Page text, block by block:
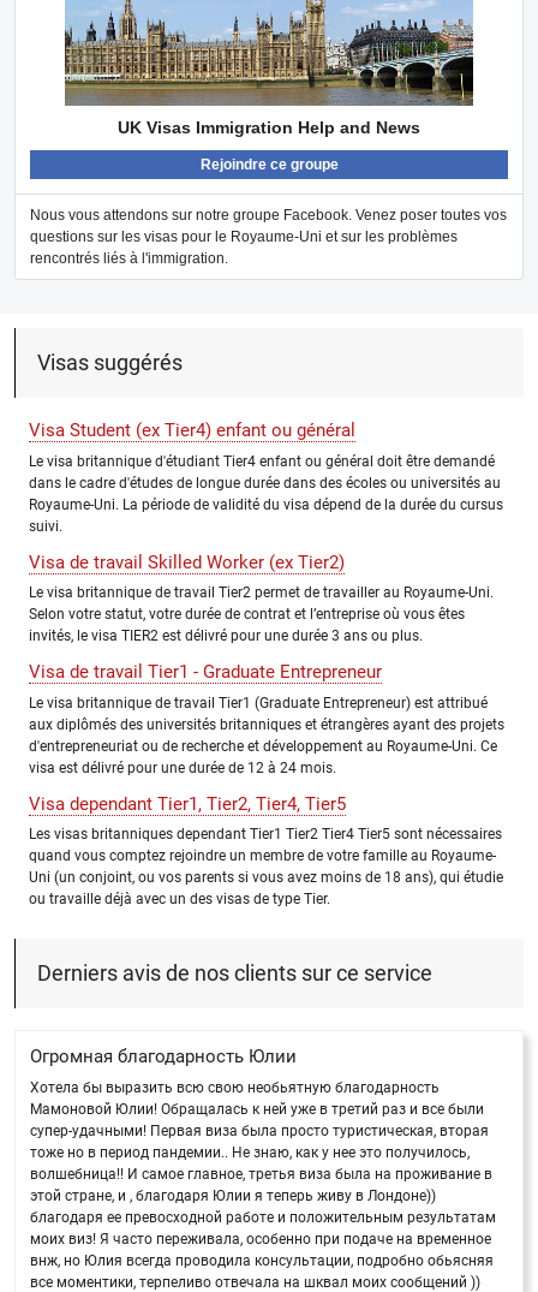
UK Visas Immigration Help and News
Rejoindre ce groupe
Nous vous attendons sur notre groupe Facebook. Venez poser toutes vos
questions sur les visas pour le Royaume-Uni et sur les problèmes
rencontrés liés à l'immigration.
Visas suggérés
Visa Student (ex Tier4) enfant ou général
Le visa britannique d'étudiant Tier4 enfant ou général doit être demandé
dans le cadre d'études de longue durée dans des écoles ou universités au
Royaume-Uni. La période de validité du visa dépend de la durée du cursus
suivi.
Visa de travail Skilled Worker (ex Tier2)
Le visa britannique de travail Tier2 permet de travailler au Royaume-Uni.
Selon votre statut, votre durée de contrat et l’entreprise où vous êtes
invités, le visa TIER2 est délivré pour une durée 3 ans ou plus.
Visa de travail Tier1 - Graduate Entrepreneur
Le visa britannique de travail Tier1 (Graduate Entrepreneur) est attribué
aux diplômés des universités britanniques et étrangères ayant des projets
d'entrepreneuriat ou de recherche et développement au Royaume-Uni. Ce
visa est délivré pour une durée de 12 à 24 mois.
Visa dependant Tier1, Tier2, Tier4, Tier5
Les visas britanniques dependant Tier1 Tier2 Tier4 Tier5 sont nécessaires
quand vous comptez rejoindre un membre de votre famille au Royaume-
Uni (un conjoint, ou vos parents si vous avez moins de 18 ans), qui étudie
ou travaille déjà avec un des visas de type Tier.
Derniers avis de nos clients sur ce service
Огромная благодарность Юлии
Хотела бы выразить всю свою необьятную благодарность
Мамоновой Юлии! Обращалась к ней уже в третий раз и все были
супер-удачными! Первая виза была просто туристическая, вторая
тоже но в период пандемии.. Не знаю, как у нее это получилось,
волшебница!! И самое главное, третья виза была на проживание в
этой стране, и , благодаря Юлии я теперь живу в Лондоне))
благодаря ее превосходной работе и положительным результатам
моих виз! Я часто переживала, особенно при подаче на временное
внж, но Юлия всегда проводила консультации, подробно обьясняя
все моментики, терпеливо отвечала на шквал моих сообщений ))